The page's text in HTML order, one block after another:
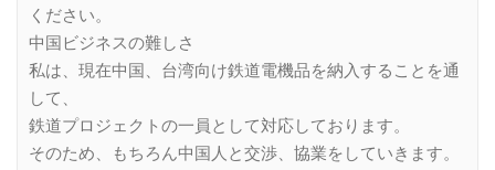
ください。
中国ビジネスの難しさ
私は、現在中国、台湾向け鉄道電機品を納入することを通
して、
鉄道プロジェクトの一員として対応しております。
そのため、もちろん中国人と交渉、協業をしていきます。